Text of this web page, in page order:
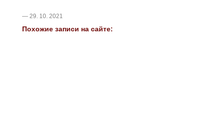
— 29. 10. 2021
Похожие записи на сайте: